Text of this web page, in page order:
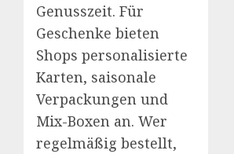
Genusszeit. Für
Geschenke bieten
Shops personalisierte
Karten, saisonale
Verpackungen und
Mix-Boxen an. Wer
regelmäßig bestellt,